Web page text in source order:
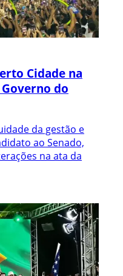
Cidade na
do
da gestão e
ao Senado,
na ata da